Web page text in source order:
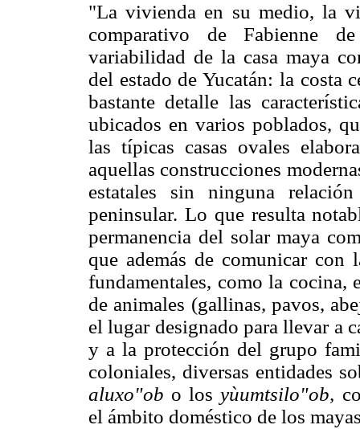
"La vivienda en su medio, la
comparativo de Fabienne
variabilidad de la casa maya
del estado de Yucatán: la costa
bastante detalle las
ubicados en varios poblados,
las típicas casas ovales
aquellas construcciones
estatales sin ninguna
peninsular. Lo que resulta
permanencia del solar maya
que además de comunicar con
fundamentales, como la cocina,
de animales (gallinas, pavos,
el lugar designado para llevar a
y a la protección del grupo
coloniales, diversas entidades
aluxo"ob o losyùumtsilo"ob,
el ámbito doméstico de los